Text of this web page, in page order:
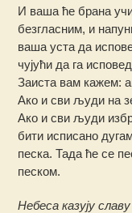
И ваша ће брана
безгласним, и
ваша уста да
чујући да га
Заиста вам кажем:
Ако и сви људи на
Ако и сви људи
бити исписано
песка. Тада ће се
песком.
Небеса казују